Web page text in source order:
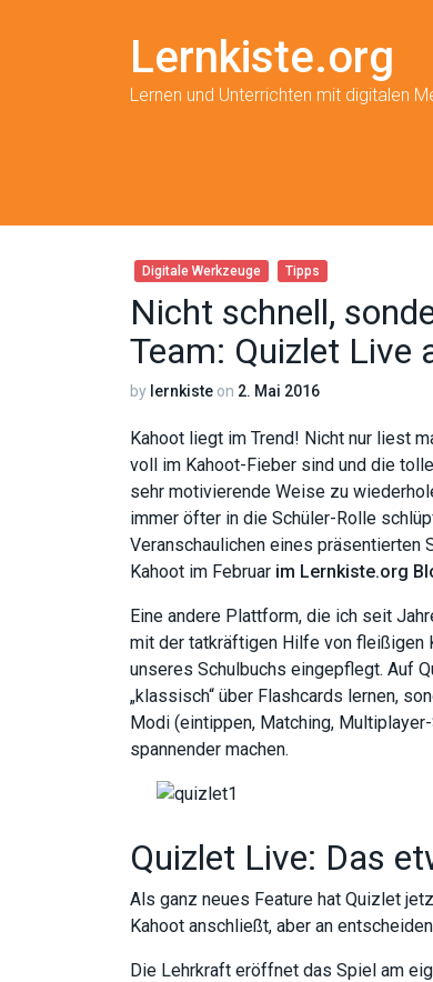
Lernkiste.org
Lernen und Unterrichten mit digitalen
Digitale Werkzeuge Tipps
Nicht schnell,
Team: Quizlet Live
by lernkiste on 2. Mai 2016
Kahoot liegt im Trend! Nicht nur liest
voll im Kahoot-Fieber sind und die
sehr motivierende Weise zu
immer öfter in die Schüler-Rolle
Veranschaulichen eines
Kahoot im Februar im Lernkiste.org
Eine andere Plattform, die ich seit
mit der tatkräftigen Hilfe von fleißigen
unseres Schulbuchs eingepflegt. Auf
„klassisch“ über Flashcards lernen,
Modi (eintippen, Matching,
spannender machen.
Quizlet Live: Das
Als ganz neues Feature hat Quizlet
Kahoot anschließt, aber an
Die Lehrkraft eröffnet das Spiel am